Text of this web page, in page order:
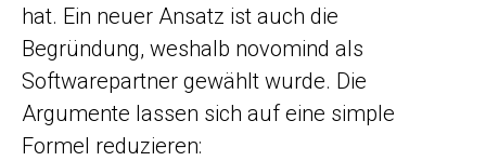
hat. Ein neuer Ansatz ist auch die
Begründung, weshalb novomind als
Softwarepartner gewählt wurde. Die
Argumente lassen sich auf eine simple
Formel reduzieren: